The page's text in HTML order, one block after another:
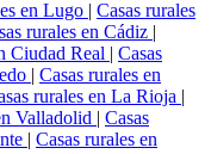
en Lugo | Casas rurales
rurales en Cádiz |
Ciudad Real | Casas
| Casas rurales en
rurales en La Rioja |
Valladolid | Casas
| Casas rurales en